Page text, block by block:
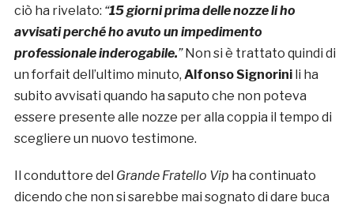
ciò ha rivelato: “15 giorni prima delle nozze li ho
avvisati perché ho avuto un impedimento
professionale inderogabile.” Non si è trattato quindi di
un forfait dell’ultimo minuto, Alfonso Signorini li ha
subito avvisati quando ha saputo che non poteva
essere presente alle nozze per alla coppia il tempo di
scegliere un nuovo testimone.
Il conduttore del Grande Fratello Vip ha continuato
dicendo che non si sarebbe mai sognato di dare buca